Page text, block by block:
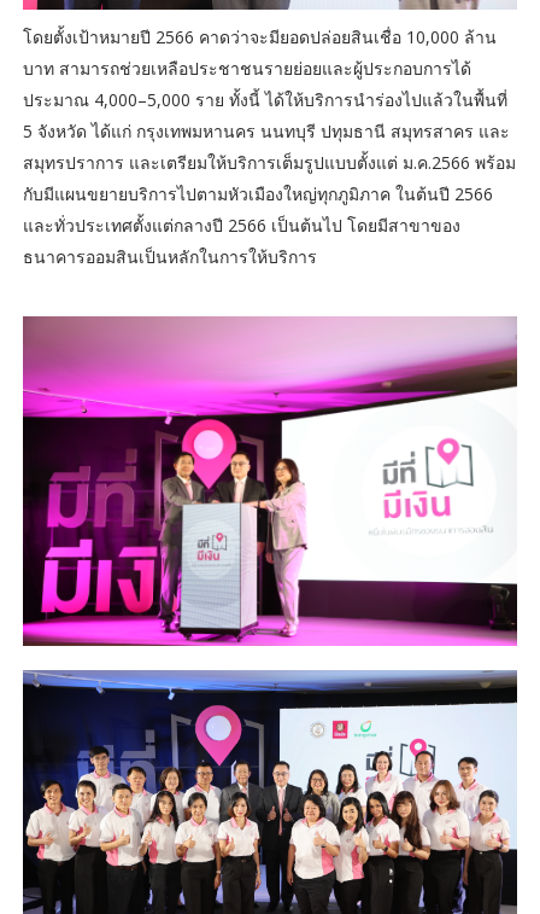
โดยตั้งเป้าหมายปี 2566 คาดว่าจะมียอดปล่อยสินเชื่อ 10,000 ล้าน
บาท สามารถช่วยเหลือประชาชนรายย่อยและผู้ประกอบการได้
ประมาณ 4,000–5,000 ราย ทั้งนี้ ได้ให้บริการนำร่องไปแล้วในพื้นที่
5 จังหวัด ได้แก่ กรุงเทพมหานคร นนทบุรี ปทุมธานี สมุทรสาคร และ
สมุทรปราการ และเตรียมให้บริการเต็มรูปแบบตั้งแต่ ม.ค.2566 พร้อม
กับมีแผนขยายบริการไปตามหัวเมืองใหญ่ทุกภูมิภาค ในต้นปี 2566
และทั่วประเทศตั้งแต่กลางปี 2566 เป็นต้นไป โดยมีสาขาของ
ธนาคารออมสินเป็นหลักในการให้บริการ